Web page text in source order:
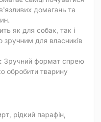
домагань та
як для собак, так і
зручним для власників
Зручний формат спрею
обробити тварину
рідкий парафін,